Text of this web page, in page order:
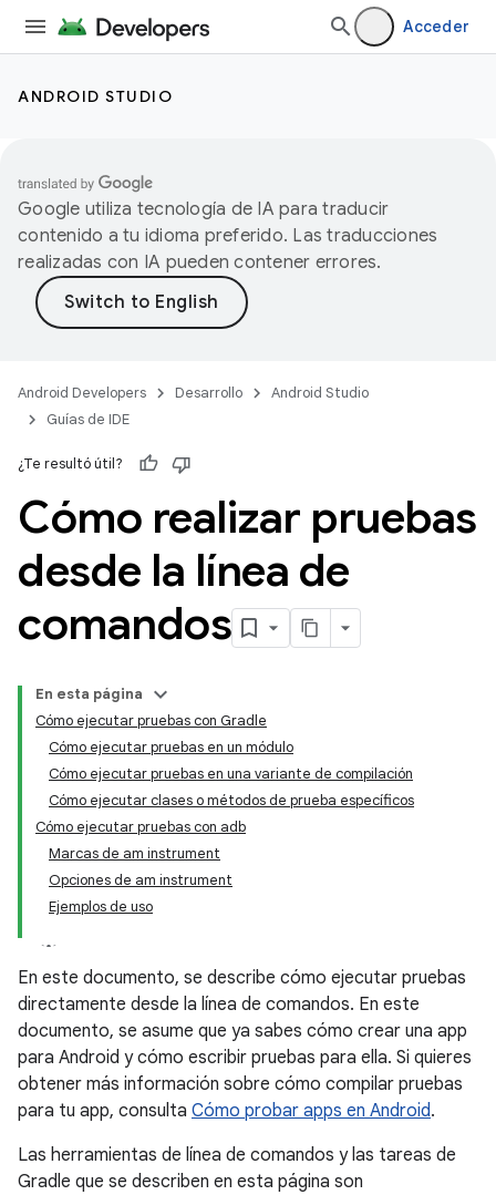
Acceder
ANDROID STUDIO
Google utiliza tecnología de IA para traducir
contenido a tu idioma preferido. Las traducciones
realizadas con IA pueden contener errores.
Android Developers Desarrollo
Android Studio
Guías de IDE
¿Te resultó útil?
Cómo realizar pruebas
desde la línea de
comandos
En esta página
Cómo ejecutar pruebas con Gradle
Cómo ejecutar pruebas en un módulo
Cómo ejecutar pruebas en una variante de compilación
Cómo ejecutar clases o métodos de prueba específicos
Cómo ejecutar pruebas con adb
Marcas de am instrument
Opciones de am instrument
Ejemplos de uso
En este documento, se describe cómo ejecutar pruebas
directamente desde la línea de comandos. En este
documento, se asume que ya sabes cómo crear una app
para Android y cómo escribir pruebas para ella. Si quieres
obtener más información sobre cómo compilar pruebas
para tu app, consulta Cómo probar apps en Android.
Las herramientas de línea de comandos y las tareas de
Gradle que se describen en esta página son